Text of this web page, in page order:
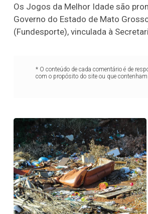
Os Jogos da Melhor Idade são
Governo do Estado de Mato
(Fundesporte), vinculada à
* O conteúdo de cada comentário é de
com o propósito do site ou que
3754 (05/08/26)
05 07 08 11 05